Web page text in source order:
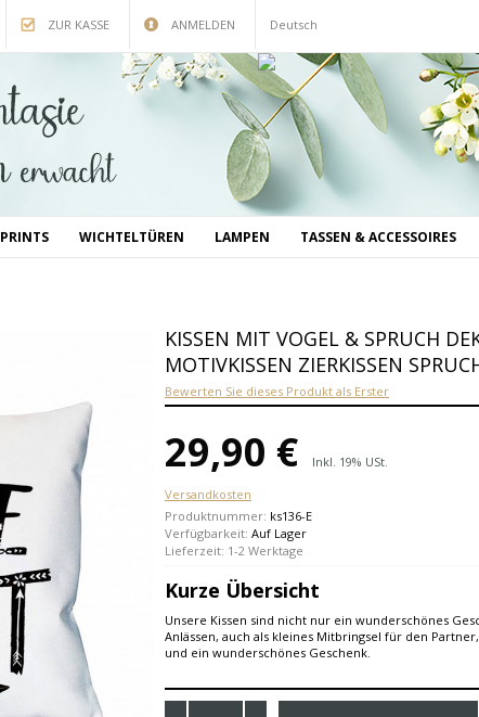
ZUR KASSE ANMELDEN Deutsch
PRINTS WICHTELTÜREN LAMPEN TASSEN & ACCESSOIRES
KISSEN MIT VOGEL & SPRUCH
MOTIVKISSEN ZIERKISSEN
Bewerten Sie dieses Produkt als Erster
29,90 €
Inkl. 19% USt.
Versandkosten
Produktnummer: ks136-E
Verfügbarkeit: Auf Lager
Lieferzeit: 1-2 Werktage
Kurze Übersicht
Unsere Kissen sind nicht nur ein wunderschönes
Anlässen, auch als kleines Mitbringsel für den
und ein wunderschönes Geschenk.